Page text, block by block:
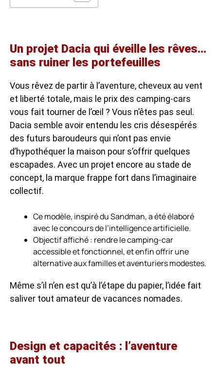
Un projet Dacia qui éveille les rêves…
sans ruiner les portefeuilles
Vous rêvez de partir à l’aventure, cheveux au vent
et liberté totale, mais le prix des camping-cars
vous fait tourner de l’œil ? Vous n’êtes pas seul.
Dacia semble avoir entendu les cris désespérés
des futurs baroudeurs qui n’ont pas envie
d’hypothéquer la maison pour s’offrir quelques
escapades. Avec un projet encore au stade de
concept, la marque frappe fort dans l’imaginaire
collectif.
Ce modèle, inspiré du Sandman, a été élaboré
avec le concours de l’intelligence artificielle.
Objectif affiché : rendre le camping-car
accessible et fonctionnel, et enfin offrir une
alternative aux familles et aventuriers modestes.
Même s’il n’en est qu’à l’étape du papier, l’idée fait
saliver tout amateur de vacances nomades.
Design et capacités : l’aventure
avant tout